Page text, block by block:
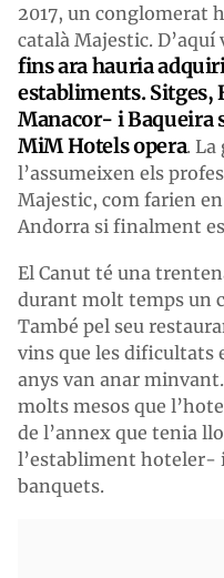
2017, un conglomerat
català Majestic. D’aquí
fins ara hauria
establiments. Sitges,
Manacor- i Baqueira
MiM Hotels opera. La
l’assumeixen els
Majestic, com farien
Andorra si finalment
El Canut té una
durant molt temps un
També pel seu
vins que les dificultats
anys van anar
molts mesos que
de l’annex que tenia
l’establiment hoteler-
banquets.